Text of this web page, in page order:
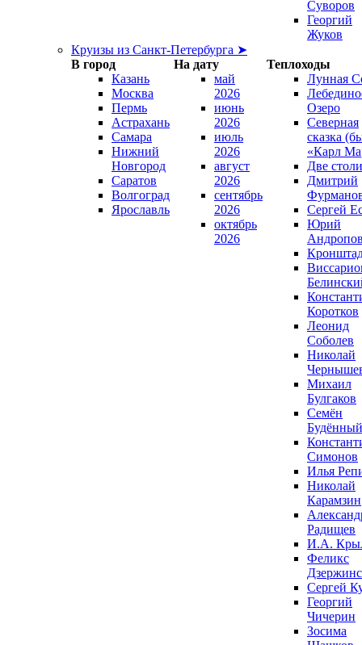
Суворов
Георгий
Жуков
Круизы из Санкт-Петербурга ➤
В город
На дату
Теплоходы
Казань
Москва
Пермь
Астрахань
Самара
Нижний
Новгород
Саратов
Волгоград
Ярославль
май
2026
июнь
2026
июль
2026
август
2026
сентябрь
2026
октябрь
2026
Лунная
Озеро
Северная
сказка
«Карл
Две
Дмитрий
Сергей
Юрий
Коротков
Леонид
Соболев
Николай
Михаил
Булгаков
Семён
Будённый
Симонов
Илья
Николай
Карамзин
Радищев
И.А.
Феликс
Сергей
Георгий
Чичерин
Зосима